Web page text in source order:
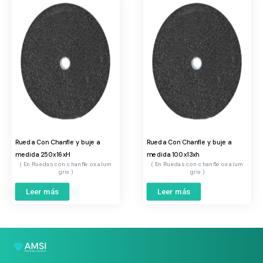
Rueda Con Chanfle y buje a
medida 250x16xH
Ruedas con chanfle ox.alum
gris
Leer más
Rueda Con Chanfle y buje a
medida 100x13xh
Ruedas con chanfle ox.alum
gris
Leer más